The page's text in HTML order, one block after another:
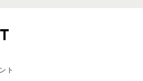
ト